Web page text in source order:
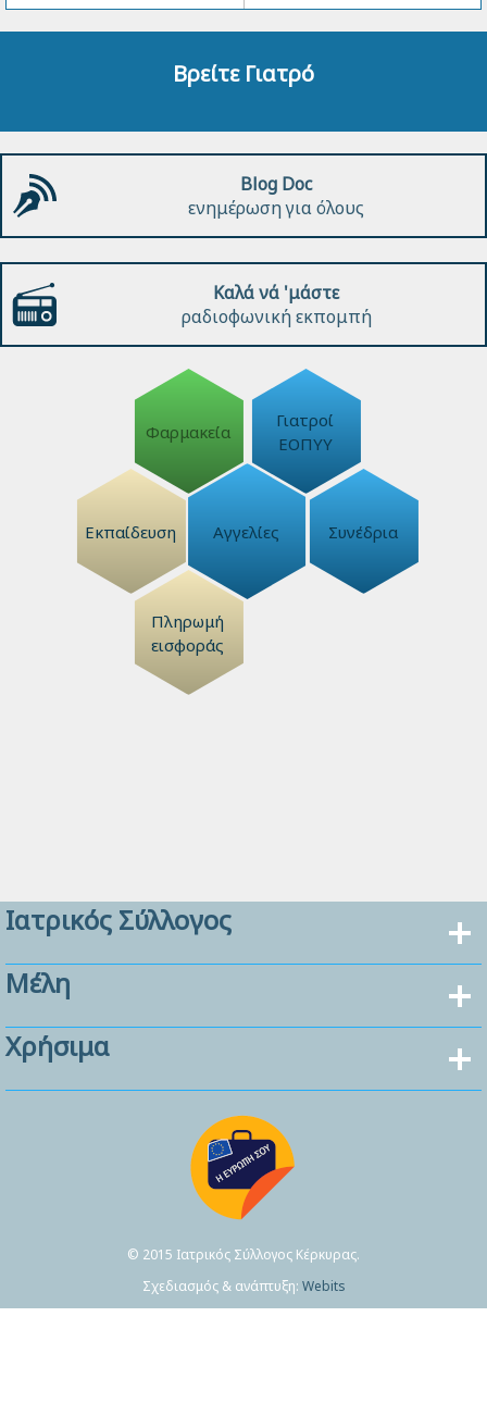
Βρείτε Γιατρό
Blog Doc
ενημέρωση για όλους
Καλά νά 'μάστε
ραδιοφωνική εκπομπή
Φαρμακεία
Γιατροί
ΕΟΠΥΥ
Εκπαίδευση Αγγελίες Συνέδρια
Πληρωμή
εισφοράς
Ιατρικός Σύλλογος
Μέλη
Χρήσιμα
© 2015 Ιατρικός Σύλλογος Κέρκυρας.
Σχεδιασμός & ανάπτυξη: Webits